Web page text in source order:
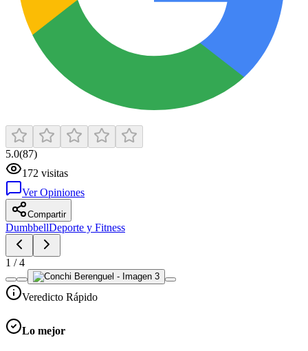
5.0(87)
172 visitas
Ver Opiniones
Compartir
DumbbellDeporte y Fitness
1 /4
Veredicto Rápido
Lo mejor